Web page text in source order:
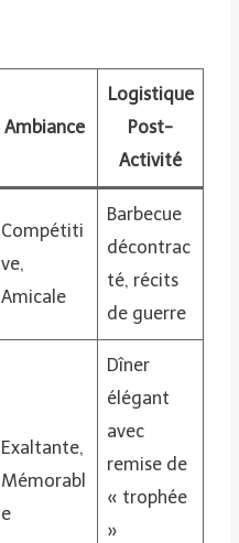
Ambiance
Logistique
Post-
Activité
Compétiti
ve,
Amicale
Barbecue
décontrac
té, récits
de guerre
Exaltante,
Mémorabl
e
Dîner
élégant
avec
remise de
« trophée
»